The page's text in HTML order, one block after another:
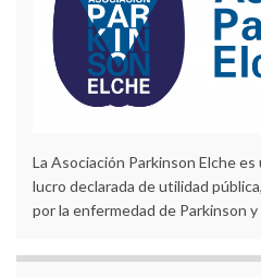
La Asociación Parkinson Elche
lucro declarada de utilidad
por la enfermedad de Parkinson